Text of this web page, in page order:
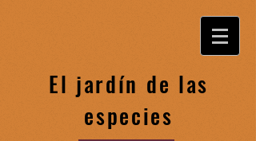
El jardín de las
especies